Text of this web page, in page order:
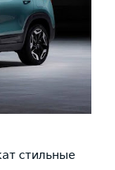
стильные